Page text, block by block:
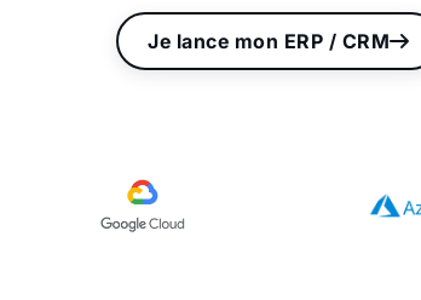
Je lance mon ERP / CRM